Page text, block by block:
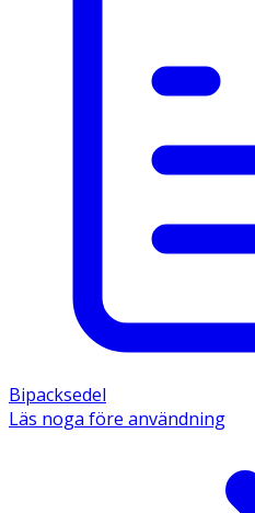
Bipacksedel
Läs noga före användning